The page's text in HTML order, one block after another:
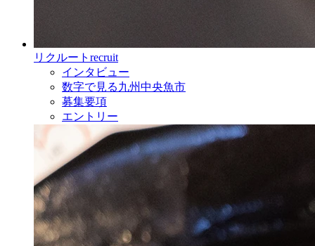
リクルート recruit
インタビュー
数字で見る九州中央魚市
募集要項
エントリー